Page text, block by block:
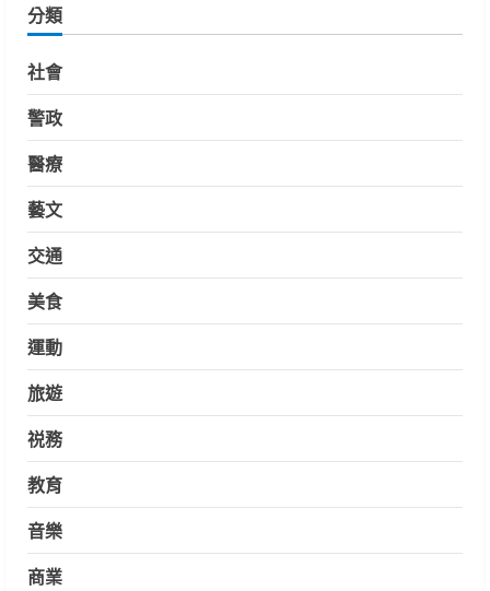
分類
社會
警政
醫療
藝文
交通
美食
運動
旅遊
祱務
教育
音樂
商業